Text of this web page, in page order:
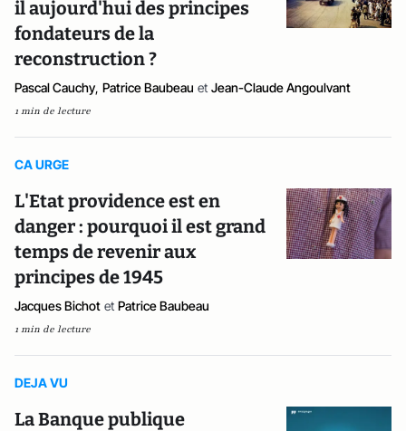
il aujourd'hui des principes
fondateurs de la
reconstruction ?
Pascal Cauchy, Patrice Baubeau et Jean-Claude Angoulvant
1 min de lecture
CA URGE
L'Etat providence est en
danger : pourquoi il est grand
temps de revenir aux
principes de 1945
Jacques Bichot et Patrice Baubeau
1 min de lecture
DEJA VU
La Banque publique